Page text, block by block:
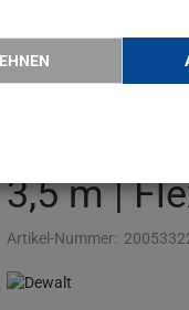
| 54 V | 25…
DeWalt
3,5 m |
Artikel-Nummer: